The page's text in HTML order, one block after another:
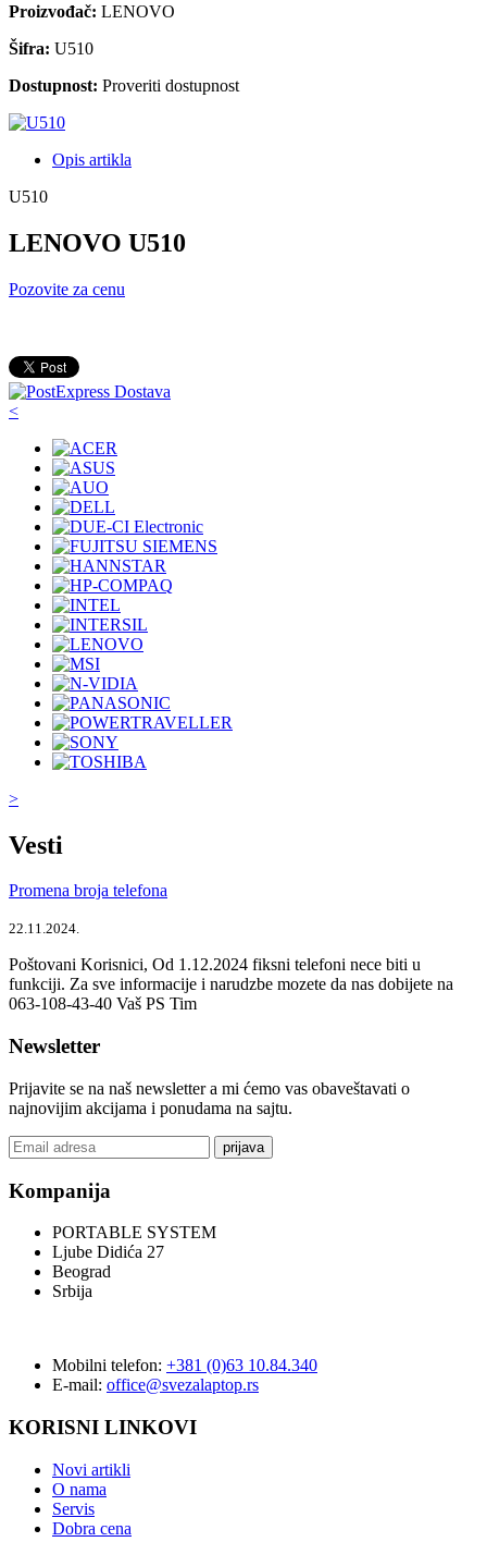
Proizvođač: LENOVO
Šifra: U510
Dostupnost: Proveriti dostupnost
Opis artikla
U510
LENOVO U510
Pozovite za cenu
<
>
Vesti
Promena broja telefona
22.11.2024.
Poštovani Korisnici, Od 1.12.2024 fiksni telefoni nece biti u
funkciji. Za sve informacije i narudzbe mozete da nas dobijete na
063-108-43-40 Vaš PS Tim
Newsletter
Prijavite se na naš newsletter a mi ćemo vas obaveštavati o
najnovijim akcijama i ponudama na sajtu.
prijava
Kompanija
PORTABLE SYSTEM
Ljube Didića 27
Beograd
Srbija
Mobilni telefon: +381 (0)63 10.84.340
E-mail: office@svezalaptop.rs
KORISNI LINKOVI
Novi artikli
O nama
Servis
Dobra cena